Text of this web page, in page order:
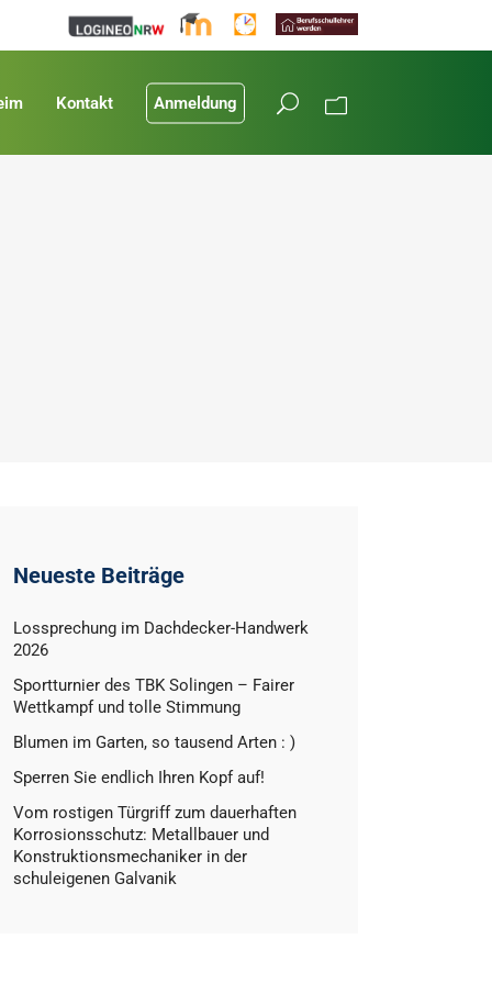
Kontakt Anmeldung
Neueste Beiträge
Lossprechung im Dachdecker-Handwerk
2026
Sportturnier des TBK Solingen – Fairer
Wettkampf und tolle Stimmung
Blumen im Garten, so tausend Arten : )
Sperren Sie endlich Ihren Kopf auf!
Vom rostigen Türgriff zum dauerhaften
Korrosionsschutz: Metallbauer und
Konstruktionsmechaniker in der
schuleigenen Galvanik